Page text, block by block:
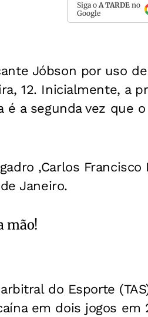
Siga o A TARDE no
Google
Jóbson por uso
12. Inicialmente, a
é a segunda vez que
,Carlos Francisco
Janeiro.
mão!
do Esporte
em dois jogos em